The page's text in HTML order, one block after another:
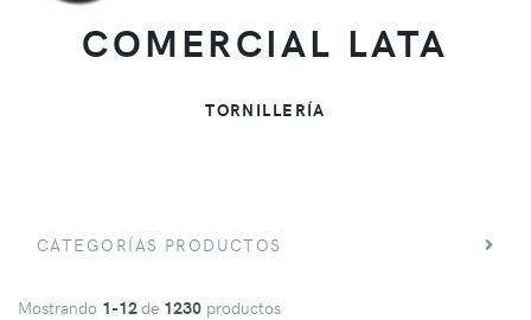
COMERCIAL LATA
TORNILLERÍA
CATEGORÍAS PRODUCTOS
Mostrando 1-12de 1230 productos